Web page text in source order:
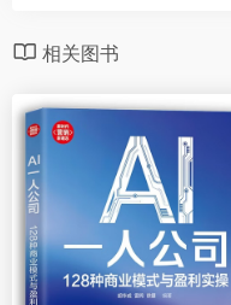
相关图书